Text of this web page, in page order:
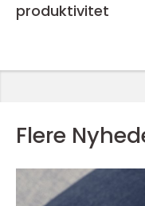
produktivitet
Flere